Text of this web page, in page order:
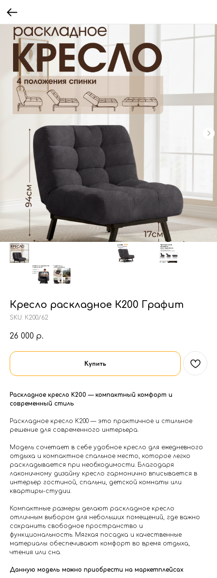
Кресло раскладное К200 Графит
SKU: К200/62
26 000 р.
Купить
Раскладное кресло K200 — компактный комфорт и
современный стиль
Раскладное кресло K200 — это практичное и стильное
решение для современного интерьера.
Модель сочетает в себе удобное кресло для ежедневного
отдыха и компактное спальное место, которое легко
раскладывается при необходимости. Благодаря
лаконичному дизайну кресло гармонично вписывается в
интерьер гостиной, спальни, детской комнаты или
квартиры-студии.
Компактные размеры делают раскладное кресло
отличным выбором для небольших помещений, где важно
сохранить свободное пространство и
функциональность. Мягкая посадка и качественные
материалы обеспечивают комфорт во время отдыха,
чтения или сна.
Данную модель можно приобрести на маркетплейсах